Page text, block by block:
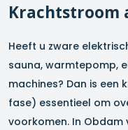
Krachtstroom
Heeft u zware
sauna, warmtepomp,
machines? Dan is
fase) essentieel om
voorkomen. In Obdam